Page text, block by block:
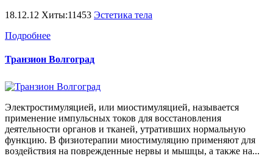
18.12.12 Хиты:11453 Эстетика тела
Подробнее
Транзион Волгоград
Электростимуляцией, или миостимуляцией, называется
применение импульсных токов для восстановления
деятельности органов и тканей, утративших нормальную
функцию. В физиотерапии миостимуляцию применяют для
воздействия на поврежденные нервы и мышцы, а также на...